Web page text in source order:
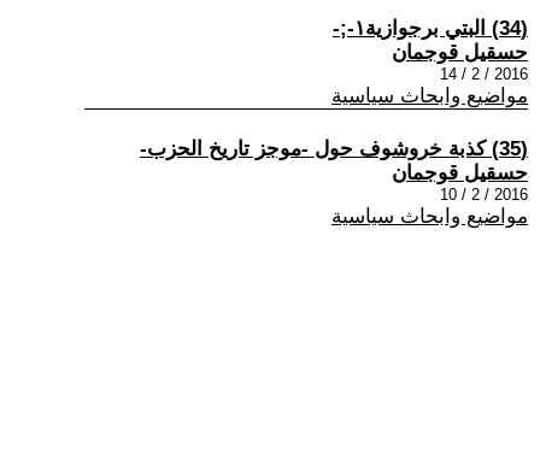
(34) البتي برجوازية١-;-
حسقيل قوجمان
2016 / 2 / 14
مواضيع وابحاث سياسية
(35) كذبة خروشوف حول -موجز تاريخ الحزب-
حسقيل قوجمان
2016 / 2 / 10
مواضيع وابحاث سياسية